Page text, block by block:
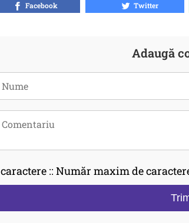
Facebook Twitter
Adaugă
caractere :: Număr maxim de